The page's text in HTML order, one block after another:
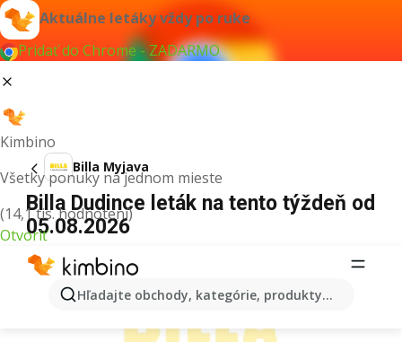
Aktuálne letáky vždy po ruke
Pridať do Chrome - ZADARMO
Kimbino
Všetky ponuky na jednom mieste
(14,1 tis. hodnotení)
Otvoriť
Hľadajte obchody, kategórie, produkty...
Billa Myjava
Billa Dudince leták na tento týždeň od
05.08.2026